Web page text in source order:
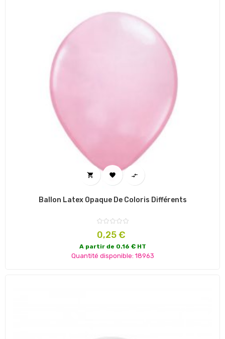
  
Ballon Latex Opaque De Coloris Différents
Prix
0,25 €
A partir de 0.16 € HT
Quantité disponible: 18963